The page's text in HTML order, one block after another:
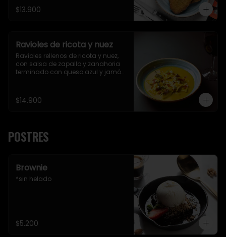
$13.900
Ravioles de ricota y nuez
Ravioles rellenos de ricota y nuez,
con salsa de zapallo y zanahoria
terminado con queso azul y jamón
$14.900
POSTRES
Brownie
*sin helado
$5.200